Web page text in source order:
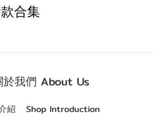
合集
於我們 About Us
紹 Shop Introduction